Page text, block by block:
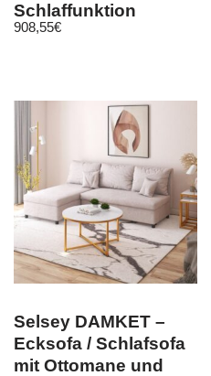
Schlaffunktion
Wohnlandschaft NEU
908,55€
Selsey DAMKET –
Ecksofa / Schlafsofa
mit Ottomane und